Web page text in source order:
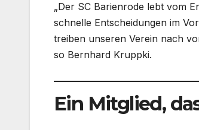
„Der SC Barienrode lebt vom
schnelle Entscheidungen im
treiben unseren Verein nach
so Bernhard Kruppki.
Ein Mitglied,